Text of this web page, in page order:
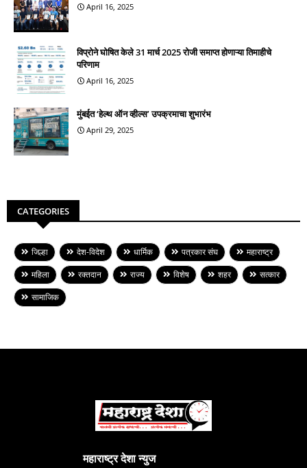
April 16, 2025
विप्रोने घोषित केले 31 मार्च 2025 रोजी समाप्त होणाऱ्या तिमाहीचे
परिणाम
April 16, 2025
मुंबईत ‘हेल्थ ऑन व्हील्स’ उपक्रमाचा शुभारंभ
April 29, 2025
CATEGORIES
जिल्हा देश-विदेश धार्मिक पत्रकार संघ
महाराष्ट्र
महिला
रक्तदान राज्य विशेष शहर
सत्कार
सामाजिक
महाराष्ट्र देशा न्युज